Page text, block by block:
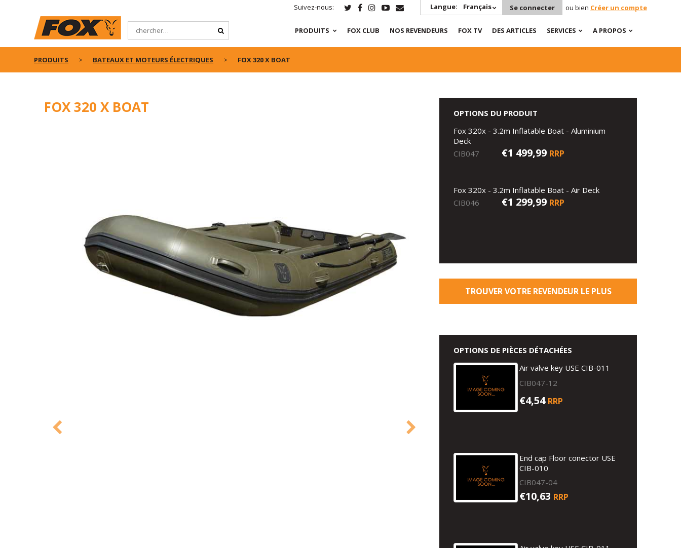
Suivez-nous: Langue: Français Se connecter ou bien Créer un compte
PRODUITS FOX CLUB NOS REVENDEURS FOX TV DES ARTICLES SERVICES A PROPOS
PRODUITS BATEAUX ET MOTEURS ÉLECTRIQUES FOX 320 X BOAT
FOX 320 X BOAT
OPTIONS DU PRODUIT
Fox 320x - 3.2m Inflatable Boat - Aluminium
Deck
CIB047
€1 499,99 RRP
Fox 320x - 3.2m Inflatable Boat - Air Deck
CIB046
€1 299,99 RRP
TROUVER VOTRE REVENDEUR LE PLUS
OPTIONS DE PIÈCES DÉTACHÉES
Air valve key USE CIB-011
CIB047-12
€4,54 RRP
End cap Floor conector USE
CIB-010
CIB047-04
€10,63 RRP